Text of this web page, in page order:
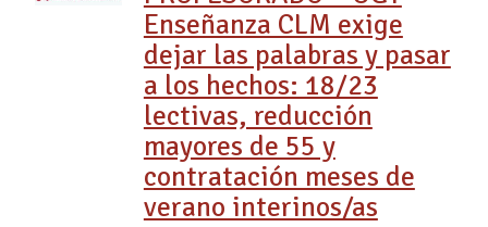
Enseñanza CLM exige
dejar las palabras y pasar
a los hechos: 18/23
lectivas, reducción
mayores de 55 y
contratación meses de
verano interinos/as